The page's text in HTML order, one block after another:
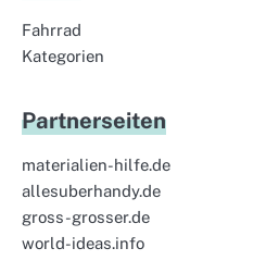
Fahrrad
Kategorien
Partnerseiten
materialien-hilfe.de
allesuberhandy.de
gross-grosser.de
world-ideas.info